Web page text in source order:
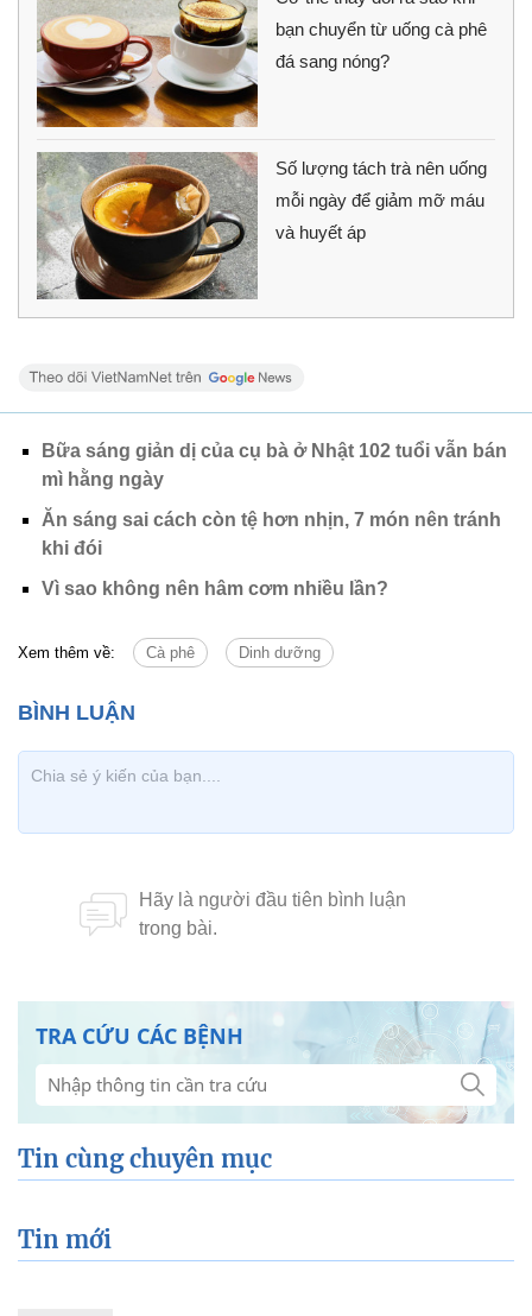
bạn chuyển từ uống cà phê
đá sang nóng?
Số lượng tách trà nên uống
mỗi ngày để giảm mỡ máu
và huyết áp
Bữa sáng giản dị của cụ bà ở Nhật 102 tuổi vẫn bán
mì hằng ngày
Ăn sáng sai cách còn tệ hơn nhịn, 7 món nên tránh
khi đói
Vì sao không nên hâm cơm nhiều lần?
Xem thêm về: Cà phê Dinh dưỡng
TRA CỨU CÁC BỆNH
Tin cùng chuyên mục
Tin mới